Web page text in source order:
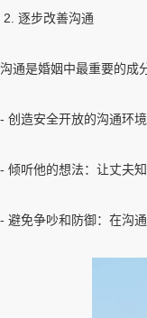
2. 逐步改善沟通
沟通是婚姻中最重要的成
- 创造安全开放的沟通环
- 倾听他的想法：让丈夫
- 避免争吵和防御：在沟